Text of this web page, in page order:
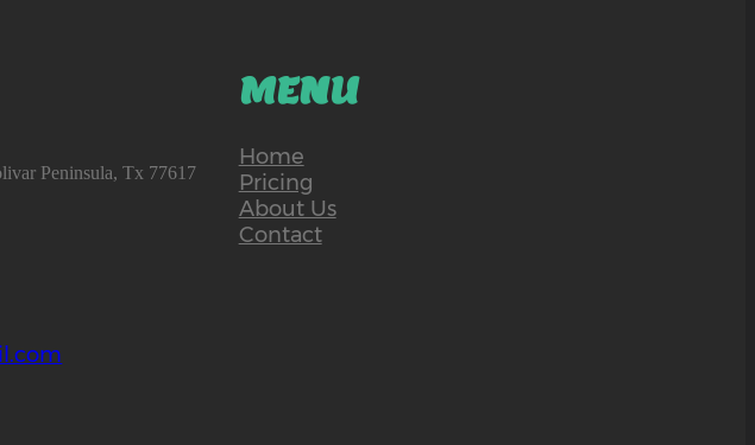
Peninsula, Tx 77617
MENU
Home
Pricing
About Us
Contact